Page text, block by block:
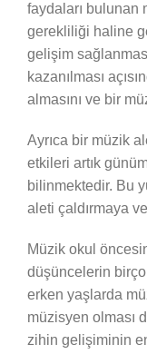
faydaları bulunan
gerekliliği haline
gelişim
kazanılması
almasını ve bir
Ayrıca bir müzik
etkileri artık
bilinmektedir. Bu
aleti çaldırmaya
Müzik okul
düşüncelerin
erken yaşlarda
müzisyen olması
zihin gelişiminin